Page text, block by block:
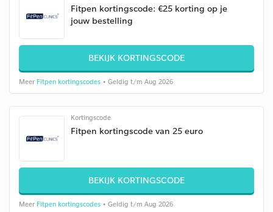
Fitpen kortingscode: €25 korting op je
jouw bestelling
BEKIJK KORTINGSCODE
Meer Fitpen kortingscodes • Geldig t/m Aug 2026
Kortingscode
Fitpen kortingscode van 25 euro
BEKIJK KORTINGSCODE
Meer Fitpen kortingscodes • Geldig t/m Aug 2026